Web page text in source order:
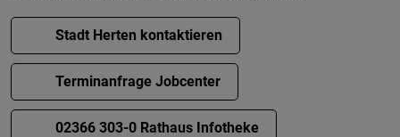
Stadt Herten kontaktieren
Terminanfrage Jobcenter
02366 303-0 Rathaus Infotheke